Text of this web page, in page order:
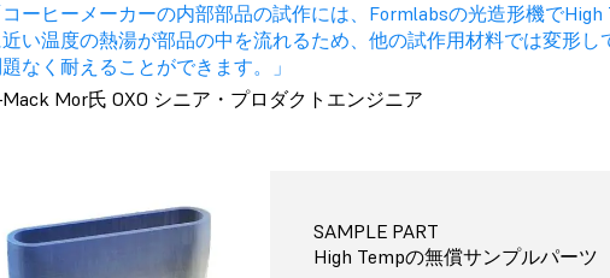
ーヒーメーカーの内部部品の試作には、Formlabsの光造形機で
い温度の熱湯が部品の中を流れるため、他の試作用材料では変形し
なく耐えることができます。」
Mor氏 OXO シニア・プロダクトエンジニア
SAMPLE PART
High Tempの無償サンプルパーツ